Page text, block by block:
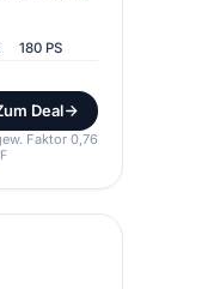
180 PS
Deal
Faktor 0,76